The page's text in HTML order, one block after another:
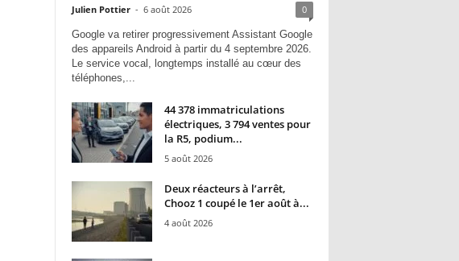
Julien Pottier - 6 août 2026 0
Google va retirer progressivement Assistant Google
des appareils Android à partir du 4 septembre 2026.
Le service vocal, longtemps installé au cœur des
téléphones,...
44 378 immatriculations
électriques, 3 794 ventes pour
la R5, podium...
5 août 2026
Deux réacteurs à l’arrêt,
Chooz 1 coupé le 1er août à...
4 août 2026